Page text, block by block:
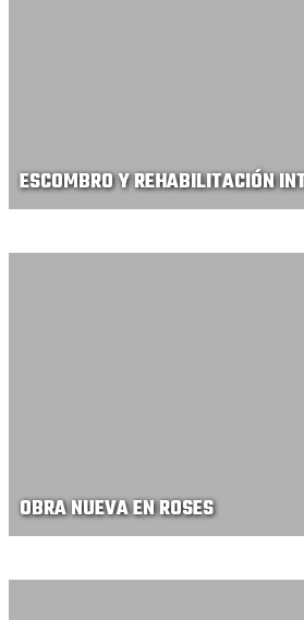
ESCOMBRO Y REHABILITACIÓN
OBRA NUEVA EN ROSES